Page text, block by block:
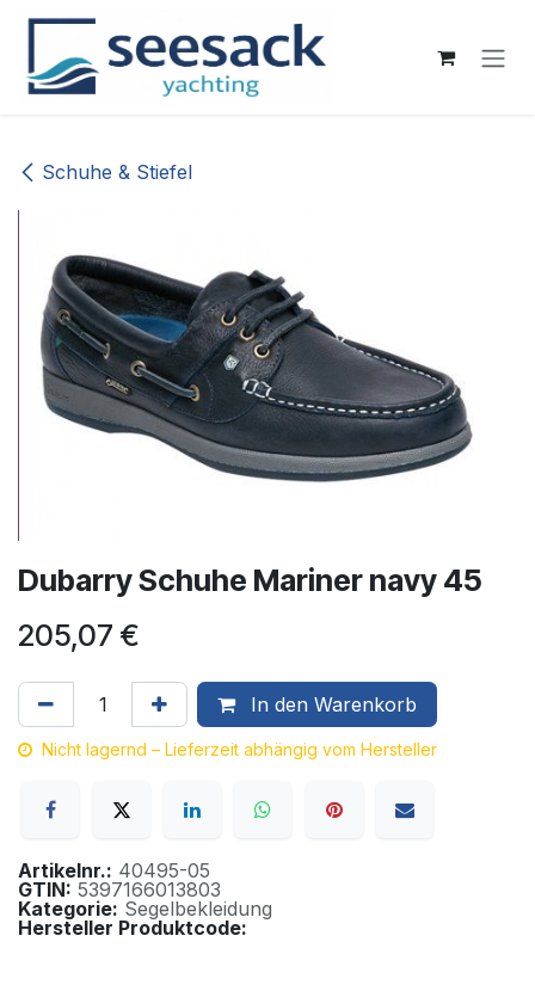
Zum Inhalt springen
Schuhe & Stiefel
Dubarry Schuhe Mariner navy 45
205,07 €
In den Warenkorb
Nicht lagernd – Lieferzeit abhängig vom Hersteller
Artikelnr.: 40495-05
GTIN: 5397166013803
Kategorie: Segelbekleidung
Hersteller Produktcode: